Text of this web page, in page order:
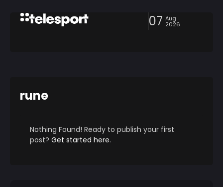
07 Aug
2026
rune
Nothing Found! Ready to publish your first
post? Get started here.